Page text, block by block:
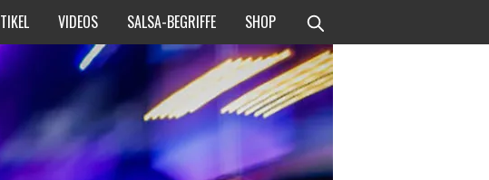
VIDEOS SALSA-BEGRIFFE SHOP